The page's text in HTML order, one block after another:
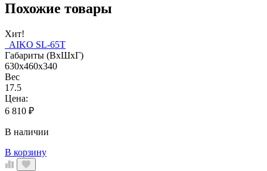
Похожие товары
Хит!
AIKO SL-65Т
Габариты (ВхШхГ)
630x460x340
Вес
17.5
Цена:
6 810 ₽
В наличии
В корзину